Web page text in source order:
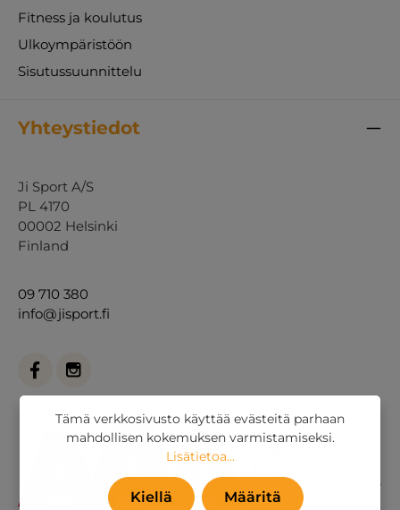
Fitness ja koulutus
Ulkoympäristöön
Sisutussuunnittelu
Yhteystiedot
Ji Sport A/S
PL 4170
00002 Helsinki
Finland
09 710 380
info@jisport.fi
Tämä verkkosivusto käyttää evästeitä parhaan
mahdollisen kokemuksen varmistamiseksi.
Lisätietoa...
Kiellä Määritä